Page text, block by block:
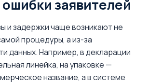
заявителей
и задержки чаще возникают не
процедуры, а из-за
данных. Например, в декларации
линейка, на упаковке —
название, а в системе